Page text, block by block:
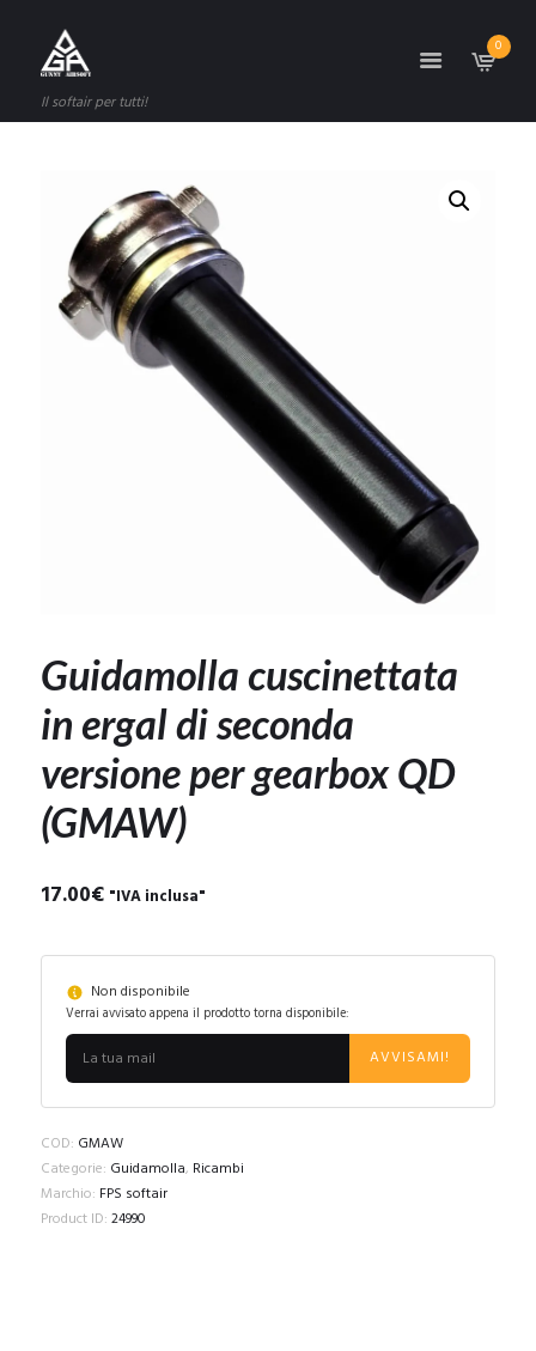
Il softair per tutti!
0
Guidamolla cuscinettata
in ergal di seconda
versione per gearbox QD
(GMAW)
17.00€ "IVA inclusa"
Non disponibile
Verrai avvisato appena il prodotto torna disponibile:
AVVISAMI!
COD: GMAW
Categorie: Guidamolla, Ricambi
Marchio: FPS softair
Product ID: 24990